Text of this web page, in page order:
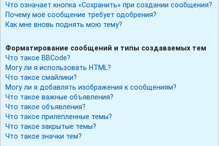
Что означает кнопка «Сохранить» при создании сообщения?
Почему моё сообщение требует одобрения?
Как мне вновь поднять мою тему?
Форматирование сообщений и типы создаваемых тем
Что такое BBCode?
Могу ли я использовать HTML?
Что такое смайлики?
Могу ли я добавлять изображения к сообщениям?
Что такое важные объявления?
Что такое объявления?
Что такое прилепленные темы?
Что такое закрытые темы?
Что такое значки тем?